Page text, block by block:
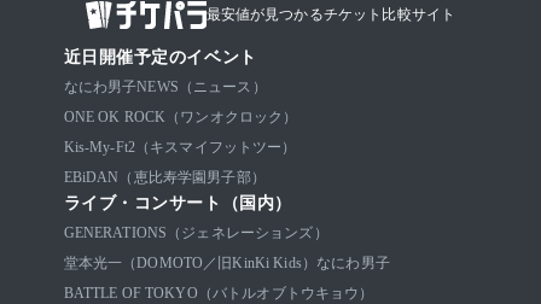
最安値が見つかるチケット比較サイト
近日開催予定のイベント
なにわ男子NEWS（ニュース）
ONE OK ROCK（ワンオクロック）
Kis-My-Ft2（キスマイフットツー）
EBiDAN（恵比寿学園男子部）
ライブ・コンサート（国内）
GENERATIONS（ジェネレーションズ）
堂本光一（DOMOTO／旧KinKi Kids） なにわ男子
BATTLE OF TOKYO（バトルオブトウキョウ）